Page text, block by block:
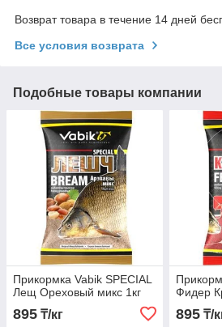
Возврат товара в течение 14 дней
Все условия возврата
Подобные товары компании
Прикормка Vabik SPECIAL
Лещ Ореховый микс 1кг
895 ₸/кг
Фидер
895₸/